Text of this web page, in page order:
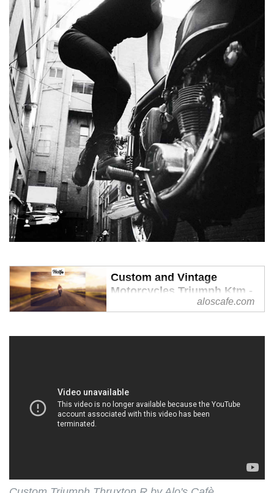
Custom and Vintage
Motorcycles Triumph Ktm -
Motorcycle accessories
Triumph - Triumph Motorcycles -
Triumph Special Parts et Kit en
ligneonline
aloscafe.com